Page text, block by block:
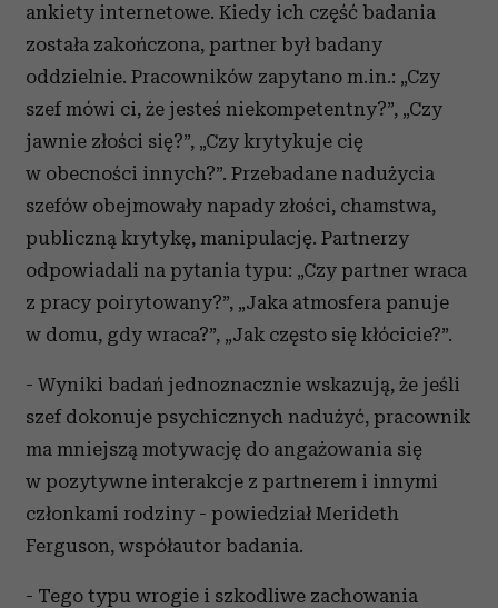
ankiety internetowe. Kiedy ich część badania
została zakończona, partner był badany
oddzielnie. Pracowników zapytano m.in.: „Czy
szef mówi ci, że jesteś niekompetentny?”, „Czy
jawnie złości się?”, „Czy krytykuje cię
w obecności innych?”. Przebadane nadużycia
szefów obejmowały napady złości, chamstwa,
publiczną krytykę, manipulację. Partnerzy
odpowiadali na pytania typu: „Czy partner wraca
z pracy poirytowany?”, „Jaka atmosfera panuje
w domu, gdy wraca?”, „Jak często się kłócicie?”.
- Wyniki badań jednoznacznie wskazują, że jeśli
szef dokonuje psychicznych nadużyć, pracownik
ma mniejszą motywację do angażowania się
w pozytywne interakcje z partnerem i innymi
członkami rodziny - powiedział Merideth
Ferguson, współautor badania.
- Tego typu wrogie i szkodliwe zachowania